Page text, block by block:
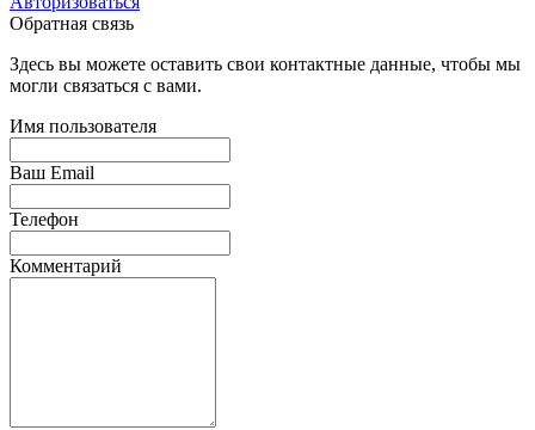
Обратная связь
Здесь вы можете оставить свои контактные данные, чтобы мы
могли связаться с вами.
Имя пользователя
Ваш Email
Телефон
Комментарий